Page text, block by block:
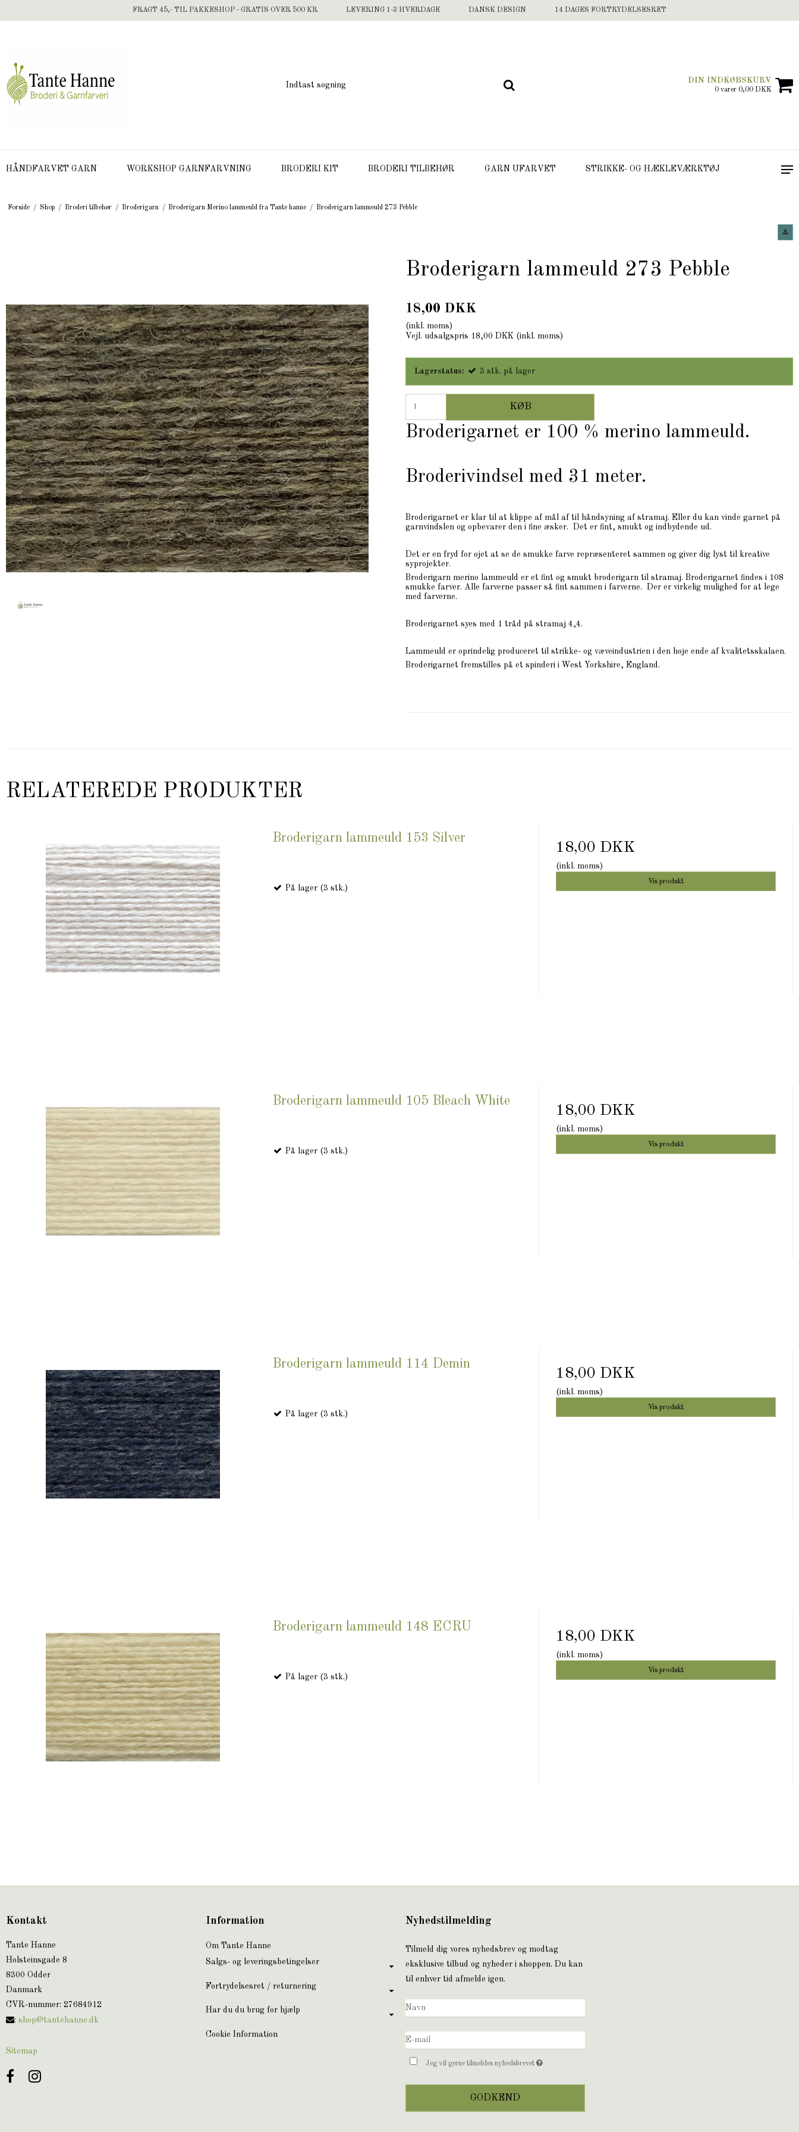
FRAGT 45,- TIL PAKKESHOP - GRATIS OVER 500 KR LEVERING 1-3 HVERDAGE DANSK DESIGN 14 DAGES FORTRYDELSESRET
DIN INDKØBSKURV
0 varer 0,00 DKK
HÅNDFARVET GARN WORKSHOP GARNFARVNING BRODERI KIT BRODERI TILBEHØR GARN UFARVET STRIKKE- OG HÆKLEVÆRKTØJ
Forside / Shop / Broderi tilbehør / Broderigarn / Broderigarn Merino lammeuld fra Tante hanne / Broderigarn lammeuld 273 Pebble
Broderigarn lammeuld 273 Pebble
18,00 DKK
(inkl. moms)
Vejl. udsalgspris 18,00 DKK (inkl. moms)
Lagerstatus: 3 stk. på lager
KØB
Broderigarnet er 100 % merino lammeuld.
Broderivindsel med 31 meter.
Broderigarnet er klar til at klippe af mål af til håndsyning af stramaj. Eller du kan vinde garnet på
garnvindslen og opbevarer den i fine æsker. Det er fint, smukt og indbydende ud.
Det er en fryd for øjet at se de smukke farve repræsenteret sammen og giver dig lyst til kreative
syprojekter.
Broderigarn merino lammeuld er et fint og smukt broderigarn til stramaj. Broderigarnet findes i 108
smukke farver. Alle farverne passer så fint sammen i farverne. Der er virkelig mulighed for at lege
med farverne.
Broderigarnet syes med 1 tråd på stramaj 4,4.
Lammeuld er oprindelig produceret til strikke- og væveindustrien i den høje ende af kvalitetsskalaen.
Broderigarnet fremstilles på et spinderi i West Yorkshire, England.
RELATEREDE PRODUKTER
Broderigarn lammeuld 153 Silver
På lager (3 stk.)
18,00 DKK
(inkl. moms)
Vis produkt
Broderigarn lammeuld 105 Bleach White
På lager (3 stk.)
18,00 DKK
(inkl. moms)
Vis produkt
Broderigarn lammeuld 114 Demin
På lager (3 stk.)
18,00 DKK
(inkl. moms)
Vis produkt
Broderigarn lammeuld 148 ECRU
På lager (3 stk.)
18,00 DKK
(inkl. moms)
Vis produkt
Kontakt
Tante Hanne
Holsteinsgade 8
8300 Odder
Danmark
CVR-nummer: 27684912
: shop@tantehanne.dk
Sitemap
Information
Om Tante Hanne
Salgs- og leveringsbetingelser
Fortrydelsesret / returnering
Har du du brug for hjælp
Cookie Information
Nyhedstilmelding
Tilmeld dig vores nyhedsbrev og modtag
eksklusive tilbud og nyheder i shoppen. Du kan
til enhver tid afmelde igen.
Jeg vil gerne tilmeldes nyhedsbrevet
GODKEND